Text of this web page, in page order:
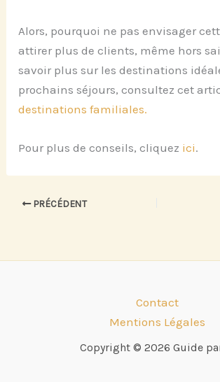
Alors, pourquoi ne pas envisager
attirer plus de clients, même hors
savoir plus sur les destinations
prochains séjours, consultez cet
destinations familiales.
Pour plus de conseils, cliquez ici.
PRÉCÉDENT
Contact
Mentions Légales
Copyright © 2026 Guide